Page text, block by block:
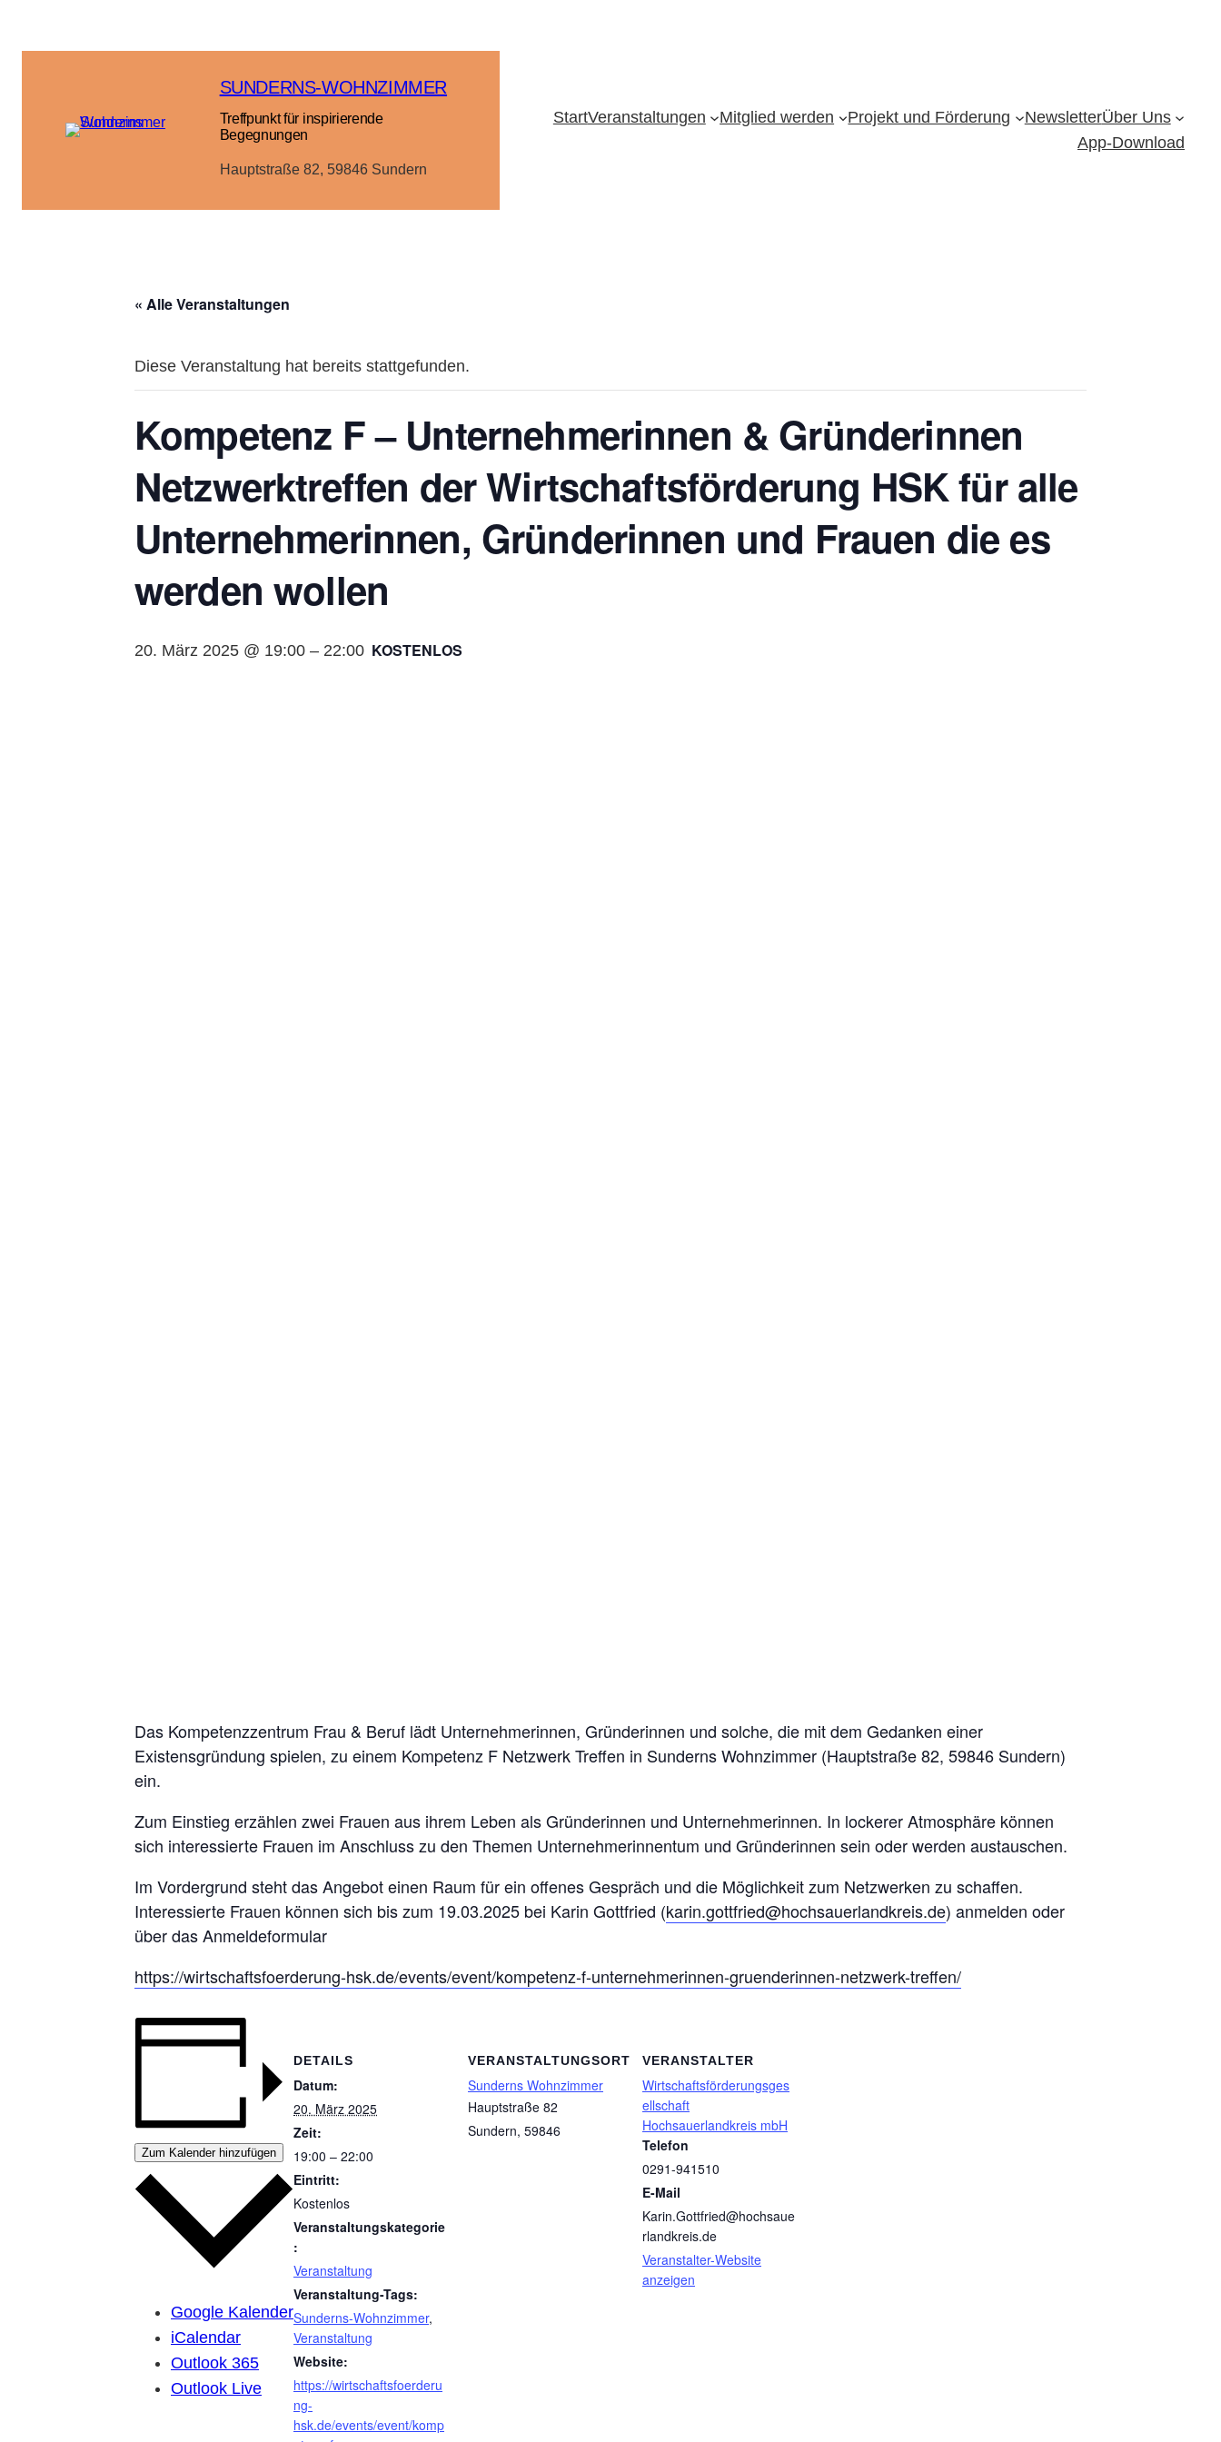
SUNDERNS-WOHNZIMMER
Treffpunkt für inspirierende
Begegnungen
Hauptstraße 82, 59846 Sundern
StartVeranstaltungen Mitglied werden Projekt und Förderung NewsletterÜber Uns
App-Download
« Alle Veranstaltungen
Diese Veranstaltung hat bereits stattgefunden.
Kompetenz F – Unternehmerinnen & Gründerinnen
Netzwerktreffen der Wirtschaftsförderung HSK für alle
Unternehmerinnen, Gründerinnen und Frauen die es
werden wollen
20. März 2025 @ 19:00 – 22:00 KOSTENLOS
Das Kompetenzzentrum Frau & Beruf lädt Unternehmerinnen, Gründerinnen und solche, die mit dem Gedanken einer
Existensgründung spielen, zu einem Kompetenz F Netzwerk Treffen in Sunderns Wohnzimmer (Hauptstraße 82, 59846 Sundern)
ein.
Zum Einstieg erzählen zwei Frauen aus ihrem Leben als Gründerinnen und Unternehmerinnen. In lockerer Atmosphäre können
sich interessierte Frauen im Anschluss zu den Themen Unternehmerinnentum und Gründerinnen sein oder werden austauschen.
Im Vordergrund steht das Angebot einen Raum für ein offenes Gespräch und die Möglichkeit zum Netzwerken zu schaffen.
Interessierte Frauen können sich bis zum 19.03.2025 bei Karin Gottfried (karin.gottfried@hochsauerlandkreis.de) anmelden oder
über das Anmeldeformular
https://wirtschaftsfoerderung-hsk.de/events/event/kompetenz-f-unternehmerinnen-gruenderinnen-netzwerk-treffen/
Zum Kalender hinzufügen
Google Kalender
iCalendar
Outlook 365
Outlook Live
DETAILS
Datum:
20. März 2025
Zeit:
19:00 – 22:00
Eintritt:
Kostenlos
Veranstaltungskategorie
:
Veranstaltung
Veranstaltung-Tags:
Sunderns-Wohnzimmer,
Veranstaltung
Website:
https://wirtschaftsfoerderu
ng-
hsk.de/events/event/komp
VERANSTALTUNGSORT
Sunderns Wohnzimmer
Hauptstraße 82
Sundern, 59846
VERANSTALTER
Wirtschaftsförderungsges
ellschaft
Hochsauerlandkreis mbH
Telefon
0291-941510
E-Mail
Karin.Gottfried@hochsaue
rlandkreis.de
Veranstalter-Website
anzeigen